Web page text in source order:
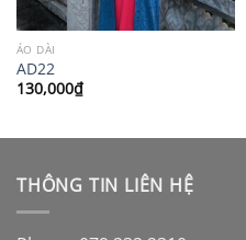
ÁO DÀI
AD22
130,000₫
THÔNG TIN LIÊN HỆ